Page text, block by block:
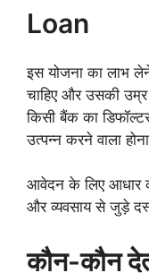
Loan
इस योजना का लाभ
चाहिए और उसकी
किसी बैंक का
उत्पन्न करने वाला
आवेदन के लिए आधार
और व्यवसाय से जुड़े
कौन-कौन